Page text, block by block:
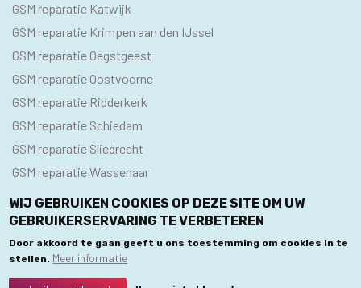
GSM reparatie Katwijk
GSM reparatie Krimpen aan den IJssel
GSM reparatie Oegstgeest
GSM reparatie Oostvoorne
GSM reparatie Ridderkerk
GSM reparatie Schiedam
GSM reparatie Sliedrecht
GSM reparatie Wassenaar
© 2020 GSM Reparatie Centra. Alle rechten voorbehouden.
Privacybeleid
WIJ GEBRUIKEN COOKIES OP DEZE SITE OM UW
GEBRUIKERSERVARING TE VERBETEREN
Door akkoord te gaan geeft u ons toestemming om cookies in te
stellen. Meer informatie